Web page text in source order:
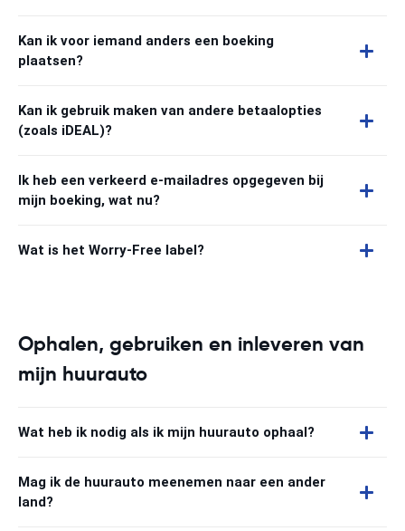
Kan ik voor iemand anders een boeking
plaatsen?
Kan ik gebruik maken van andere betaalopties
(zoals iDEAL)?
Ik heb een verkeerd e-mailadres opgegeven bij
mijn boeking, wat nu?
Wat is het Worry-Free label?
Ophalen, gebruiken en inleveren van
mijn huurauto
Wat heb ik nodig als ik mijn huurauto ophaal?
Mag ik de huurauto meenemen naar een ander
land?